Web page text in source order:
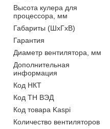
Высота кулера для
процессора, мм
Габариты (ШхГхВ)
Гарантия
Диаметр вентилятора, мм
Дополнительная
информация
Код НКТ
Код ТН ВЭД
Код товара Kaspi
Количество вентиляторов